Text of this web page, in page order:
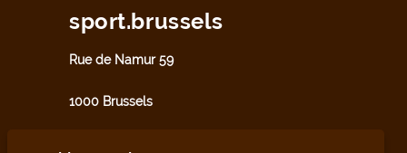
sport.brussels
Rue de Namur 59
1000 Brussels